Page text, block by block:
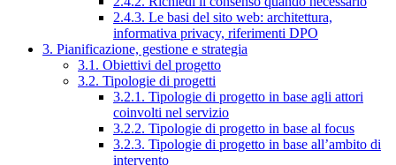
2.4.3. Le basi del sito web: architettura,
informativa privacy, riferimenti DPO
3. Pianificazione, gestione e strategia
3.1. Obiettivi del progetto
3.2. Tipologie di progetti
3.2.1. Tipologie di progetto in base agli attori
coinvolti nel servizio
3.2.2. Tipologie di progetto in base al focus
3.2.3. Tipologie di progetto in base all’ambito di
intervento